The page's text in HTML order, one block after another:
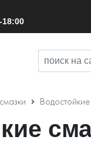
Водостойкие